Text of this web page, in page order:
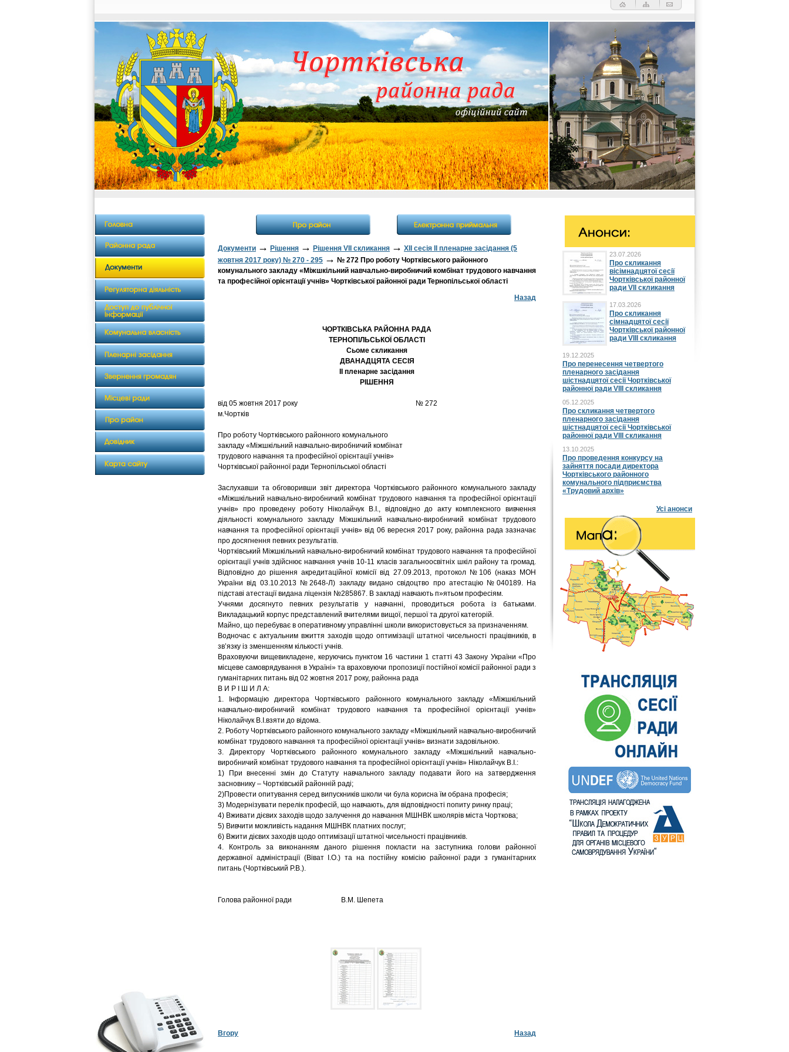
Документи → Рішення → Рішення VII скликання → XII сесія II пленарне засідання (5
жовтня 2017 року) № 270 - 295 → № 272 Про роботу Чортківського районного
комунального закладу «Міжшкільний навчально-виробничий комбінат трудового навчання
та професійної орієнтації учнів» Чортківської районної ради Тернопільської області
Назад
ЧОРТКІВСЬКА РАЙОННА РАДА
ТЕРНОПІЛЬСЬКОЇ ОБЛАСТІ
Сьоме скликання
ДВАНАДЦЯТА СЕСІЯ
II пленарне засідання
РІШЕННЯ
від 05 жовтня 2017 року № 272
м.Чортків
Про роботу Чортківського районного комунального
закладу «Міжшкільний навчально-виробничий комбінат
трудового навчання та професійної орієнтації учнів»
Чортківської районної ради Тернопільської області
Заслухавши та обговоривши звіт директора Чортківського районного комунального закладу
«Міжшкільний навчально-виробничий комбінат трудового навчання та професійної орієнтації
учнів» про проведену роботу Ніколайчук В.І., відповідно до акту комплексного вивчення
діяльності комунального закладу Міжшкільний навчально-виробничий комбінат трудового
навчання та професійної орієнтації учнів» від 06 вересня 2017 року, районна рада зазначає
про досягнення певних результатів.
Чортківський Міжшкільний навчально-виробничий комбінат трудового навчання та професійної
орієнтації учнів здійснює навчання учнів 10-11 класів загальноосвітніх шкіл району та громад.
Відповідно до рішення акредитаційної комісії від 27.09.2013, протокол №106 (наказ МОН
України від 03.10.2013 №2648-Л) закладу видано свідоцтво про атестацію №040189. На
підставі атестації видана ліцензія №285867. В закладі навчають п»ятьом професіям.
Учнями досягнуто певних результатів у навчанні, проводиться робота із батьками.
Викладацький корпус представлений вчителями вищої, першої та другої категорій.
Майно, що перебуває в оперативному управлінні школи використовується за призначенням.
Водночас є актуальним вжиття заходів щодо оптимізації штатної чисельності працівників, в
зв’язку із зменшенням кількості учнів.
Враховуючи вищевикладене, керуючись пунктом 16 частини 1 статті 43 Закону України «Про
місцеве самоврядування в Україні» та враховуючи пропозиції постійної комісії районної ради з
гуманітарних питань від 02 жовтня 2017 року, районна рада
В И Р І Ш И Л А:
1. Інформацію директора Чортківського районного комунального закладу «Міжшкільний
навчально-виробничий комбінат трудового навчання та професійної орієнтації учнів»
Ніколайчук В.І.взяти до відома.
2. Роботу Чортківського районного комунального закладу «Міжшкільний навчально-виробничий
комбінат трудового навчання та професійної орієнтації учнів» визнати задовільною.
3. Директору Чортківського районного комунального закладу «Міжшкільний навчально-
виробничий комбінат трудового навчання та професійної орієнтації учнів» Ніколайчук В.І.:
1) При внесенні змін до Статуту навчального закладу подавати його на затвердження
засновнику – Чортківській районній раді;
2)Провести опитування серед випускників школи чи була корисна їм обрана професія;
3) Модернізувати перелік професій, що навчають, для відповідності попиту ринку праці;
4) Вживати дієвих заходів щодо залучення до навчання МШНВК школярів міста Чорткова;
5) Вивчити можливість надання МШНВК платних послуг;
6) Вжити дієвих заходів щодо оптимізації штатної чисельності працівників.
4. Контроль за виконанням даного рішення покласти на заступника голови районної
державної адміністрації (Віват І.О.) та на постійну комісію районної ради з гуманітарних
питань (Чортківський Р.В.).
Голова районної ради В.М. Шепета
Вгору Назад
23.07.2026
Про скликання
вісімнадцятої сесії
Чортківської районної
ради VII скликання
17.03.2026
Про скликання
сімнадцятої сесії
Чортківської районної
ради VIII скликання
19.12.2025
Про перенесення четвертого
пленарного засідання
шістнадцятої сесії Чортківської
районної ради VIII скликання
05.12.2025
Про скликання четвертого
пленарного засідання
шістнадцятої сесії Чортківської
районної ради VIII скликання
13.10.2025
Про проведення конкурсу на
зайняття посади директора
Чортківського районного
комунального підприємства
«Трудовий архів»
Усі анонси